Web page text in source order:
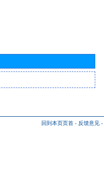
回到本页页首 - 反馈意见 -